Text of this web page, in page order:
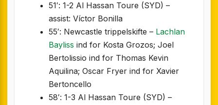
51′: 1-2 Al Hassan Toure (SYD) –
assist: Víctor Bonilla
55′: Newcastle trippelskifte – Lachlan
Bayliss ind for Kosta Grozos; Joel
Bertolissio ind for Thomas Kevin
Aquilina; Oscar Fryer ind for Xavier
Bertoncello
58′: 1-3 Al Hassan Toure (SYD) –